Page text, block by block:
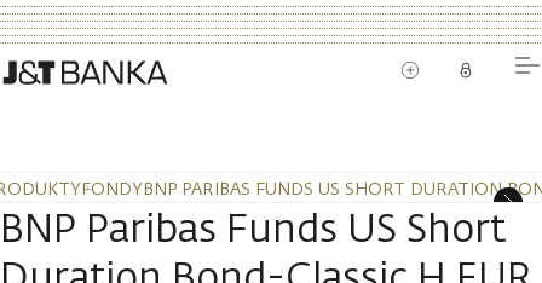
FONDYBNP PARIBAS FUNDS US SHORT DURATION
BNP Paribas Funds US Short